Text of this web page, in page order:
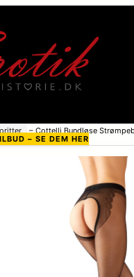
–Cottelli Bundløse
– SE DEM HER